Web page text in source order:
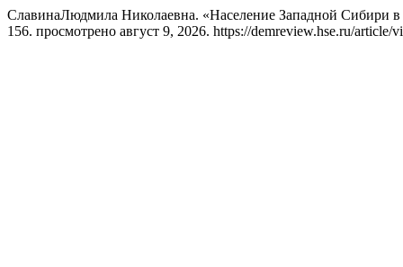
СлавинаЛюдмила Николаевна. «Население Западной Сибири
156. просмотрено август 9, 2026. https://demreview.hse.ru/article/